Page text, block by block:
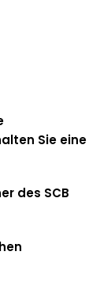
Sie eine
des SCB